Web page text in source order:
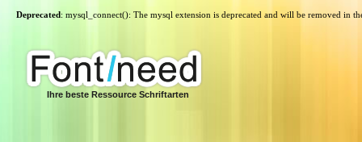
Deprecated: mysql_connect(): The mysql extension is deprecated and will be removed in
Ihre beste Ressource Schriftarten